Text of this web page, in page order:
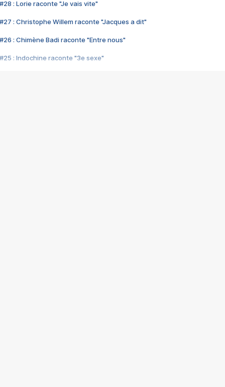
#28 : Lorie raconte "Je vais vite"
#27 : Christophe Willem raconte "Jacques a dit"
#26 : Chimène Badi raconte "Entre nous"
#25 : Indochine raconte "3e sexe"